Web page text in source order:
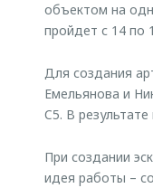
объектом на
пройдет с 14 по
Для создания
Емельянова и
C5. В
При создании
идея работы –